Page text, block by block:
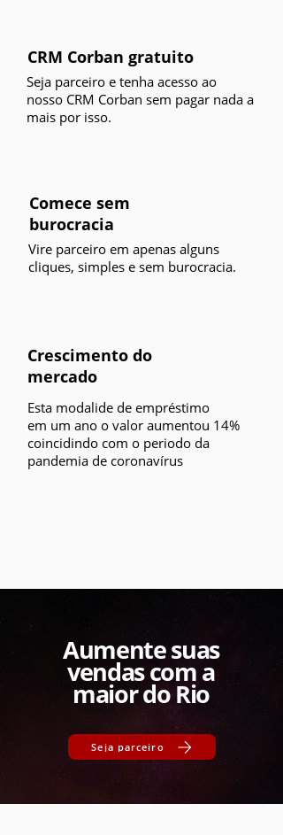
CRM Corban gratuito
Seja parceiro e tenha acesso ao
nosso CRM Corban sem pagar nada a
mais por isso.
Comece sem
burocracia
Vire parceiro em apenas alguns
cliques, simples e sem burocracia.
Crescimento do
mercado
Esta modalide de empréstimo
em um ano o valor aumentou 14%
coincidindo com o periodo da
pandemia de coronavírus
Aumente suas
vendas com a
maior do Rio
Seja parceiro